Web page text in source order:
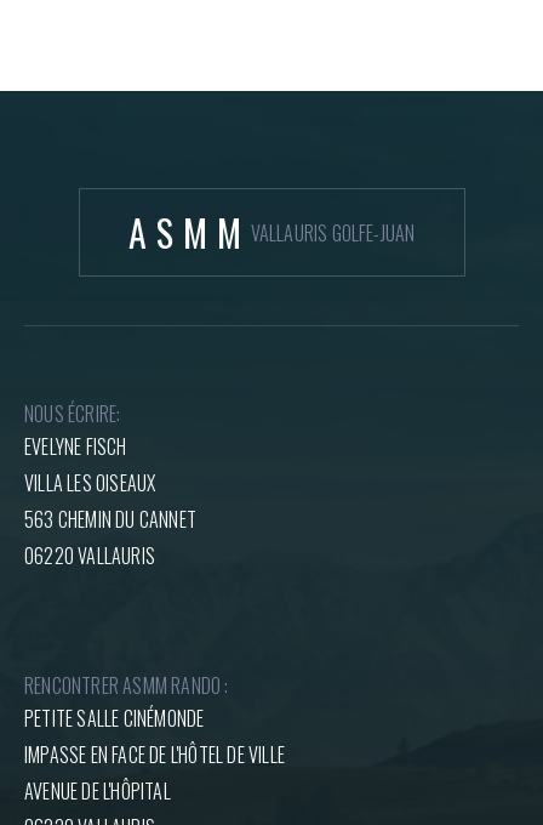
ASMM VALLAURIS GOLFE-JUAN
NOUS ÉCRIRE:
EVELYNE FISCH
VILLA LES OISEAUX
563 CHEMIN DU CANNET
06220 VALLAURIS
RENCONTRER ASMM RANDO :
PETITE SALLE CINÉMONDE
IMPASSE EN FACE DE L'HÔTEL DE VILLE
AVENUE DE L'HÔPITAL